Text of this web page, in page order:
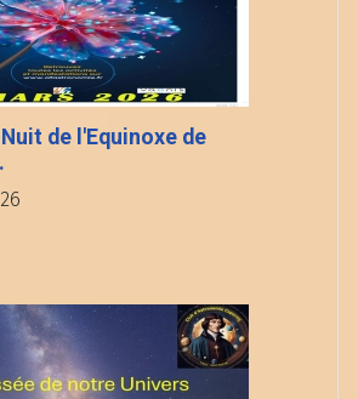
de l'Equinoxe de